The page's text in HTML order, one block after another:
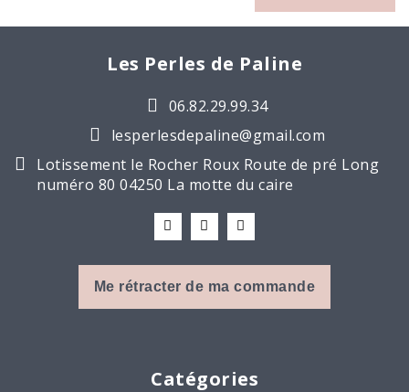
Les Perles de Paline
06.82.29.99.34
lesperlesdepaline@gmail.com
Lotissement le Rocher Roux Route de pré Long
numéro 80 04250 La motte du caire
Me rétracter de ma commande
Catégories